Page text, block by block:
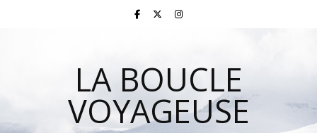
LA BOUCLE
VOYAGEUSE